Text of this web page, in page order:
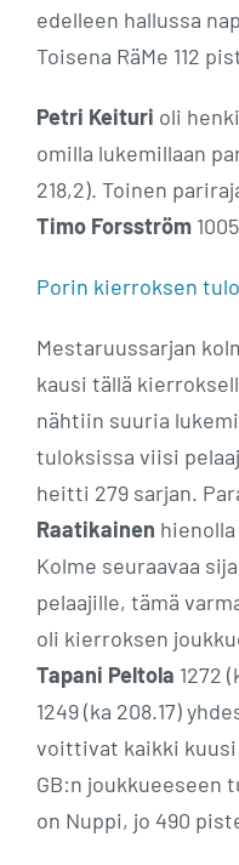
edelleen hallussa
Toisena RäMe 112
Petri Keituri oli
omilla lukemillaan
218,2). Toinen
Timo Forsström
Porin kierroksen
Mestaruussarjan
kausi tällä
nähtiin suuria
tuloksissa viisi
heitti 279 sarjan.
Raatikainen hienolla
Kolme seuraavaa
pelaajille, tämä
oli kierroksen
Tapani Peltola 1272
1249 (ka 208.17)
voittivat kaikki kuusi
GB:n joukkueeseen
on Nuppi, jo 490